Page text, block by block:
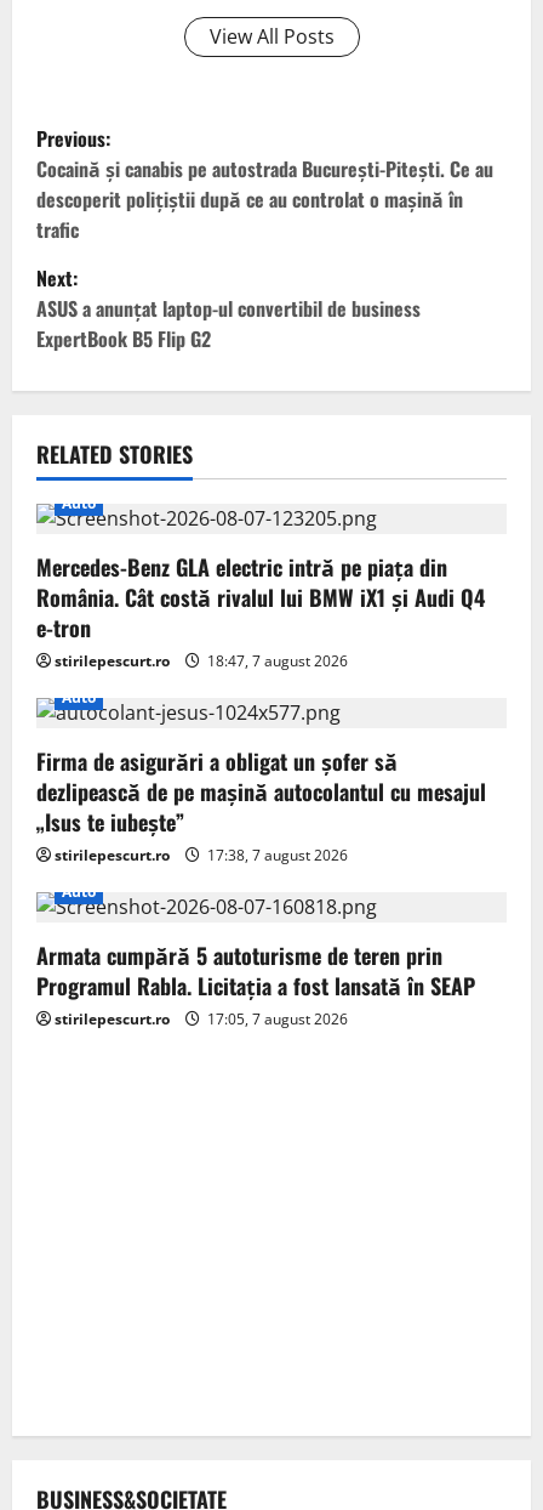
View All Posts
P
o
s
t
n
a
v
i
g
a
t
i
o
n
Previous:
Cocaină și canabis pe autostrada București-Pitești. Ce au
descoperit polițiștii după ce au controlat o mașină în
trafic
Next:
ASUS a anunțat laptop-ul convertibil de business
ExpertBook B5 Flip G2
RELATED STORIES
Auto
Mercedes-Benz GLA electric intră pe piața din
România. Cât costă rivalul lui BMW iX1 și Audi Q4
e-tron
stirilepescurt.ro
18:47, 7 august 2026
Auto
Firma de asigurări a obligat un șofer să
dezlipească de pe mașină autocolantul cu mesajul
„Isus te iubește”
stirilepescurt.ro
17:38, 7 august 2026
Auto
Armata cumpără 5 autoturisme de teren prin
Programul Rabla. Licitația a fost lansată în SEAP
stirilepescurt.ro 17:05, 7 august 2026
BUSINESS&SOCIETATE